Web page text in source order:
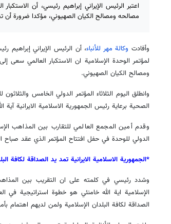
اعتبر الرئيس الإيراني إبراهيم رئيسي، أن
مصالحه ومصالح الكيان الصهيوني، مؤكدا ضرورة أن
وأفادت وكالة مهر للأنباء
لمؤتمر الوحدة الإسلامية ان الاستكبار العالمي سعى
ومصالح الكيان الصهيوني.
وانطلق اليوم الثلاثاء المؤتمر الدولي الخامس
الصحية برعاية رئيس الجمهورية الاسلامية الايرانية آية
وقدم أمين المجمع العالمي للتقارب بين المذاهب
الدولي للوحدة في حفل افتتاح المؤتمر الذي عقد صباح
*الجمهورية الاسلامية الايرانية تمد يد الصداقة لكافة
وشدد رئيسي في كلمته على ان التقريب بين المذاهب
الإسلامية اية الله خامنئي هو خطوة استراتيجية في
الصداقة لكافة البلدان الإسلامية ولمن لديهم اهتمام